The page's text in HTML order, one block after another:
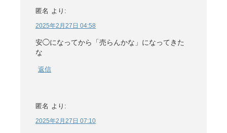
匿名 より:
2025年2月27日 04:58
安◯になってから「売らんかな」になってきた
な
返信
匿名 より:
2025年2月27日 07:10